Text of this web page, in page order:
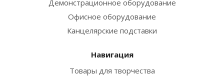
Демонстрационное оборудование
Офисное оборудование
Канцелярские подставки
Навигация
Товары для творчества